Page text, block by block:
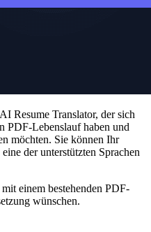
Resume Translator, der sich
PDF-Lebenslauf haben und
möchten. Sie können Ihr
der unterstützten Sprachen
einem bestehenden PDF-
wünschen.